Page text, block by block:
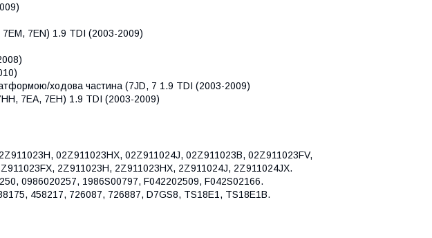
7EM, 7EN) 1.9 TDI (2003-2009)
ходова частина (7JD, 7 1.9 TDI (2003-2009)
7EA, 7EH) 1.9 TDI (2003-2009)
02Z911023HX, 02Z911024J, 02Z911023B, 02Z911023FV,
2Z911023H, 2Z911023HX, 2Z911024J, 2Z911024JX.
0986020257, 1986S00797, F042202509, F042S02166.
458217, 726087, 726887, D7GS8, TS18E1, TS18E1B.